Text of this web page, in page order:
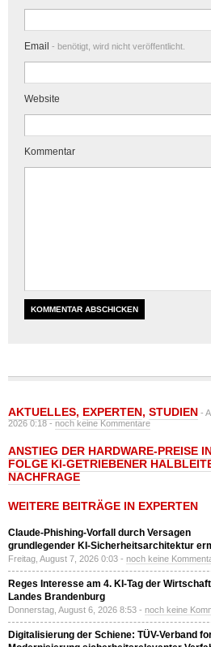
Email - benötigt, wird nicht veröffentlicht.
Website
Kommentar
AKTUELLES, EXPERTEN, STUDIEN -
2026 0:18 -noch keine Kommentare
ANSTIEG DER HARDWARE-PREISE
FOLGE KI-GETRIEBENER
NACHFRAGE
WEITERE BEITRÄGE IN EXPERTEN
Claude-Phishing-Vorfall durch Versagen
grundlegender KI-Sicherheitsarchitektur
Freitag, August 7, 2026 0:03 - noch keine
Reges Interesse am 4. KI-Tag der
Landes Brandenburg
Donnerstag, August 6, 2026 8:53 - noch keine
Digitalisierung der Schiene: TÜV-Verband